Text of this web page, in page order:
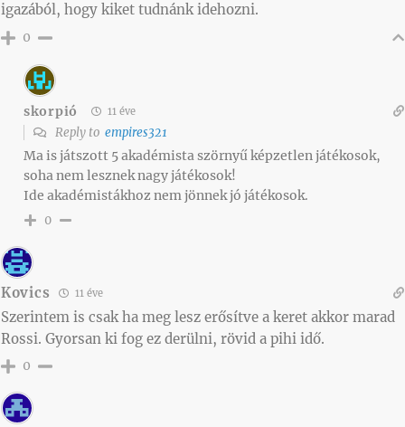
igazából, hogy kiket tudnánk idehozni.
0
skorpió 11 éve
Reply to empires321
Ma is játszott 5 akadémista szörnyű képzetlen játékosok,
soha nem lesznek nagy játékosok!
Ide akadémistákhoz nem jönnek jó játékosok.
0
Kovics 11 éve
Szerintem is csak ha meg lesz erősítve a keret akkor marad
Rossi. Gyorsan ki fog ez derülni, rövid a pihi idő.
0